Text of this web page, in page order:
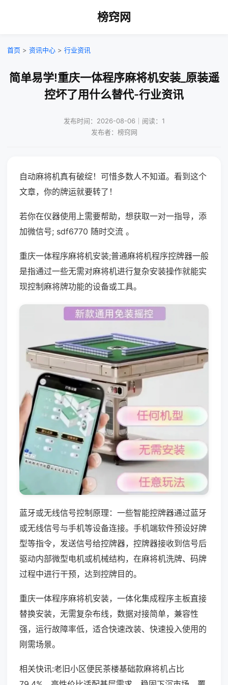
榜窍网
首页 > 资讯中心 > 行业资讯
简单易学!重庆一体程序麻将机安装_原装遥
控坏了用什么替代-行业资讯
发布时间：2026-08-06｜阅读：1
发布者：榜窍网
自动麻将机真有破绽！可惜多数人不知道。看到这个
文章，你的牌运就要转了！
若你在仪器使用上需要帮助，想获取一对一指导，添
加微信号; sdf6770 随时交流 。
重庆一体程序麻将机安装;普通麻将机程序控牌器一般
是指通过一些无需对麻将机进行复杂安装操作就能实
现控制麻将牌功能的设备或工具。
蓝牙或无线信号控制原理：一些智能控牌器通过蓝牙
或无线信号与手机等设备连接。手机端软件预设好牌
型等指令，发送信号给控牌器，控牌器接收到信号后
驱动内部微型电机或机械结构，在麻将机洗牌、码牌
过程中进行干预，达到控牌目的。
重庆一体程序麻将机安装，一体化集成程序主板直接
替换安装，无需复杂布线，数据对接简单，兼容性
强，运行故障率低，适合快速改装、快速投入使用的
刚需场景。
相关快讯:老旧小区便民茶楼基础款麻将机占比